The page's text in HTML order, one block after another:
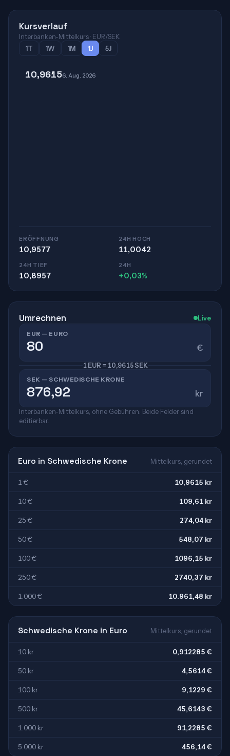
Kursverlauf
Interbanken-Mittelkurs · EUR/SEK
1T
1W 1M 1J 5J
10,96156. Aug. 2026
ERÖFFNUNG
10,9577
24H HOCH
11,0042
24H TIEF
10,8957
24H
+0,03%
Umrechnen Live
EUR — EURO
€
1 EUR = 10,9615 SEK
SEK — SCHWEDISCHE KRONE
kr
Interbanken-Mittelkurs, ohne Gebühren. Beide Felder sind
editierbar.
Euro in Schwedische Krone Mittelkurs, gerundet
1 € 10,9615 kr
10 € 109,61 kr
25 € 274,04 kr
50 € 548,07 kr
100 € 1096,15 kr
250 € 2740,37 kr
1.000 € 10.961,48 kr
Schwedische Krone in Euro Mittelkurs, gerundet
10 kr 0,912285 €
50 kr 4,5614 €
100 kr 9,1229 €
500 kr 45,6143 €
1.000 kr 91,2285 €
5.000 kr 456,14 €